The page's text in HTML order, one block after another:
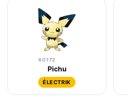
#0172
Pichu
ÉLECTRIK